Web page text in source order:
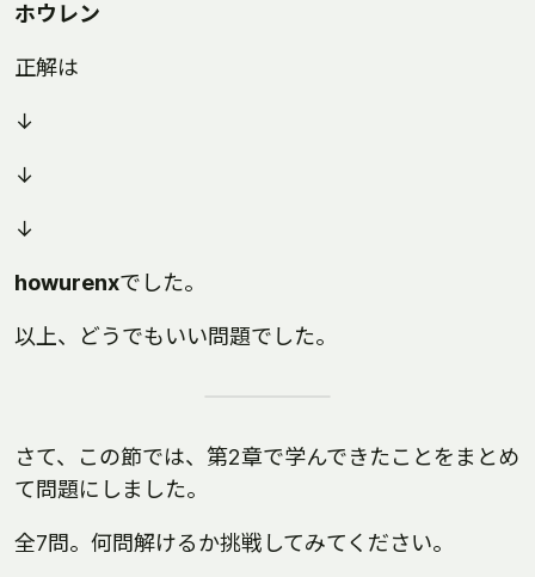
ホウレン
正解は
↓
↓
↓
howurenxでした。
以上、どうでもいい問題でした。
さて、この節では、第2章で学んできたことをまとめ
て問題にしました。
全7問。何問解けるか挑戦してみてください。